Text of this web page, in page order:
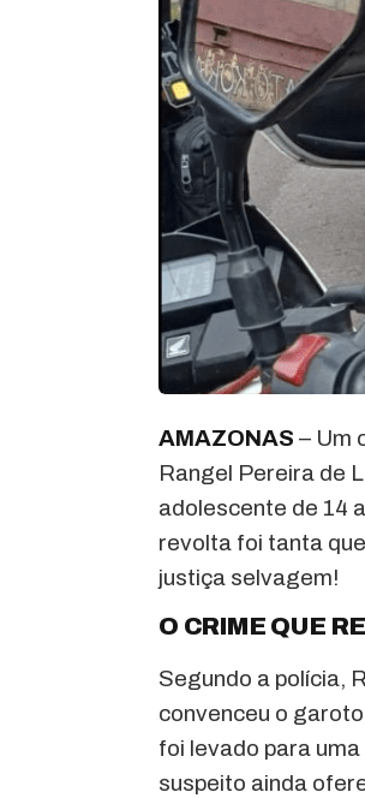
AMAZONAS – Um
Rangel Pereira de
adolescente de 14
revolta foi tanta
justiça selvagem!
O CRIME QUE
Segundo a polícia,
convenceu o
foi levado para
suspeito ainda